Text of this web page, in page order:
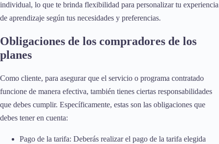
individual, lo que te brinda flexibilidad para personalizar tu experiencia
de aprendizaje según tus necesidades y preferencias.
Obligaciones de los compradores de los
planes
Como cliente, para asegurar que el servicio o programa contratado
funcione de manera efectiva, también tienes ciertas responsabilidades
que debes cumplir. Específicamente, estas son las obligaciones que
debes tener en cuenta:
Pago de la tarifa: Deberás realizar el pago de la tarifa elegida